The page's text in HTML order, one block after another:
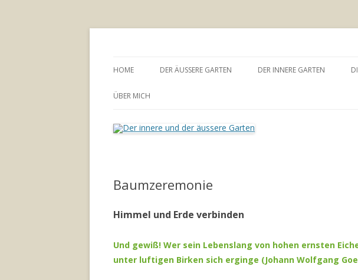
HOME DER ÄUSSERE GARTEN DER INNERE GARTEN
ÜBER MICH
Baumzeremonie
Himmel und Erde verbinden
Und gewiß! Wer sein Lebenslang von hohen ernsten
unter luftigen Birken sich erginge (Johann Wolfgang